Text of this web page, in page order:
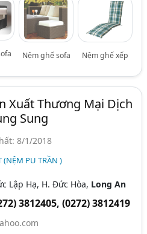
Nệm ghế sofa Nệm ghế xếp
Xuất Thương Mại Dịch
Sung
8/1/2018
PU TRẦN )
Lập Hạ, H. Đức Hòa, Long An
3812405,(0272) 3812419